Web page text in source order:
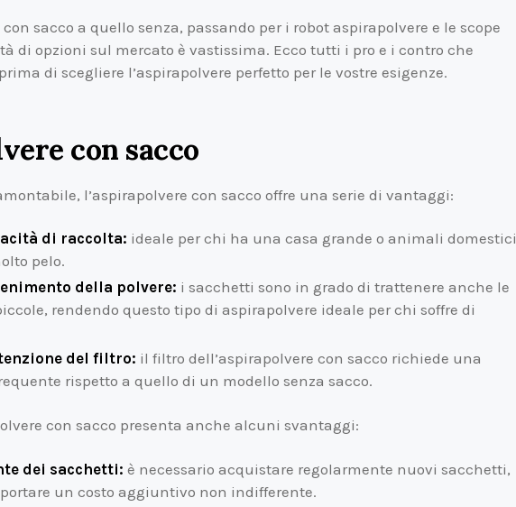
sacco a quello senza, passando per i robot aspirapolvere e le scope
di opzioni sul mercato è vastissima. Ecco tutti i pro e i contro che
di scegliere l’aspirapolvere perfetto per le vostre esigenze.
con sacco
l’aspirapolvere con sacco offre una serie di vantaggi:
di raccolta: ideale per chi ha una casa grande o animali domestici
pelo.
della polvere: i sacchetti sono in grado di trattenere anche le
rendendo questo tipo di aspirapolvere ideale per chi soffre di
del filtro: il filtro dell’aspirapolvere con sacco richiede una
rispetto a quello di un modello senza sacco.
con sacco presenta anche alcuni svantaggi:
dei sacchetti: è necessario acquistare regolarmente nuovi sacchetti,
un costo aggiuntivo non indifferente.